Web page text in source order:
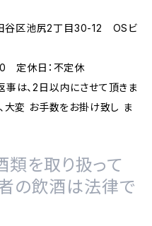
谷区池尻2丁目30-12 OSビ
定休日：不定休
事は、2日以内にさせて頂きま
大変 お手数をお掛け致し ま
類を取り扱って
の飲酒は法律で